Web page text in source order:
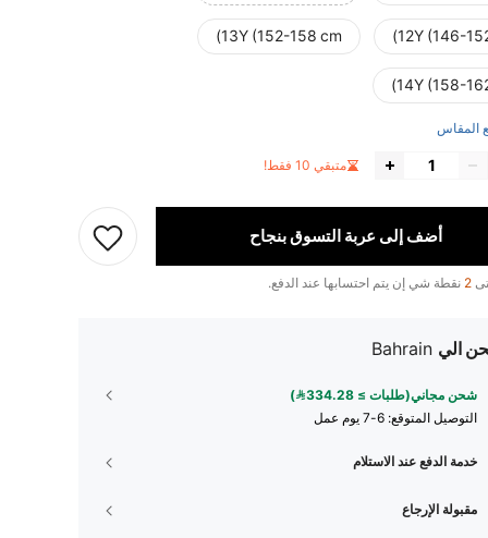
12Y (146-
13Y (152-158 cm)
14Y (158-
المقاس
متبقي 10 فقط!
أضف إلى عربة التسوق بنجاح
2 نقطة شي إن يتم احتسابها عند الدفع.
الي Bahrain
شحن مجاني(طلبات ≥ 334.28)
التوصيل المتوقع: 6-7 يوم عمل
خدمة الدفع عند الاستلام
مقبولة الإرجاع